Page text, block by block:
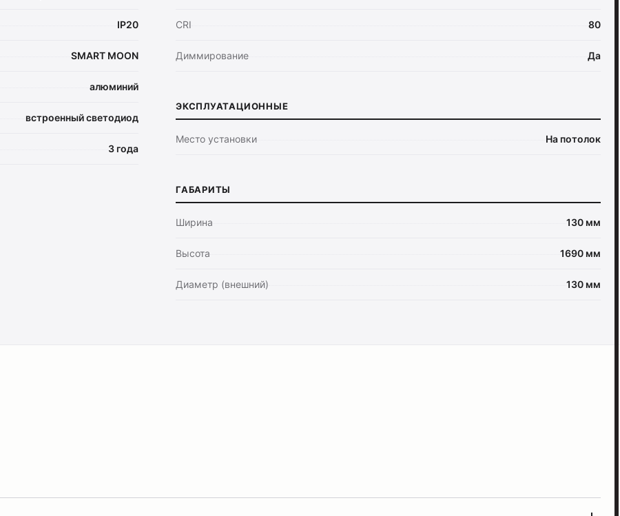
IP20
SMART MOON
алюминий
встроенный светодиод
3 года
CRI 80
Диммирование Да
ЭКСПЛУАТАЦИОННЫЕ
Место установки На потолок
ГАБАРИТЫ
Ширина 130 мм
Высота 1690 мм
Диаметр (внешний) 130 мм